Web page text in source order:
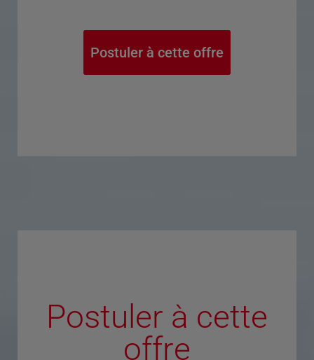
Postuler à cette offre
Postuler à cette
offre